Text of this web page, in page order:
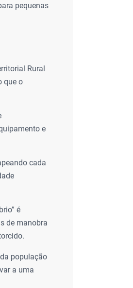
pequenas
Rural
que o
e
cada
é
de manobra
população
a uma